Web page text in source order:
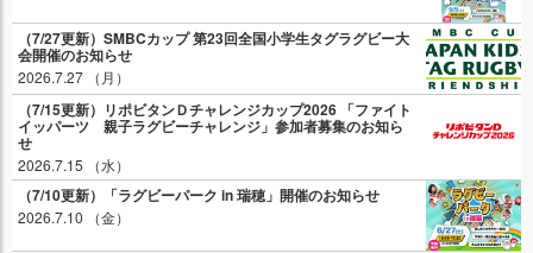
（7/27更新）SMBCカップ 第23回全国小学生タグラグビー大
会開催のお知らせ
2026.7.27 （月）
（7/15更新）リポビタンＤチャレンジカップ2026 「ファイト
イッパーツ 親子ラグビーチャレンジ」参加者募集のお知ら
せ
2026.7.15 （水）
（7/10更新）「ラグビーパーク in 瑞穂」開催のお知らせ
2026.7.10 （金）